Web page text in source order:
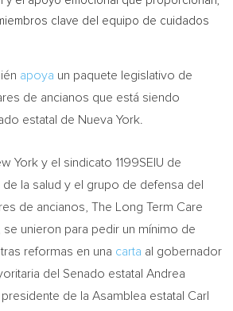
clave del equipo de cuidados
apoya un paquete legislativo de
de ancianos que está siendo
estatal de Nueva York
York y el sindicato 1199SEIU de
la salud y el grupo de defensa del
de ancianos, The Long Term Care
unieron para pedir un mínimo de
reformas en una carta al gobernador
del Senado estatal Andrea
presidente de la Asamblea estatal Carl